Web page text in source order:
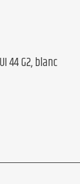
44 G2, blanc